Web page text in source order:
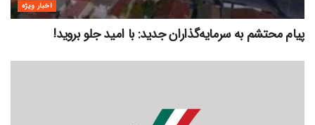
اخبار ویژه
پیام محتشم به سرمایه‌گذاران جدید: با امید جلو بروید!